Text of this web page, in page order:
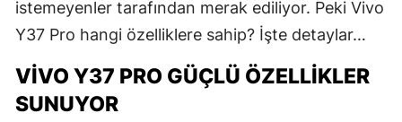
istemeyenler tarafından merak ediliyor. Peki Vivo
Y37 Pro hangi özelliklere sahip? İşte detaylar…
VIVO Y37 PRO GÜÇLÜ ÖZELLIKLER
SUNUYOR